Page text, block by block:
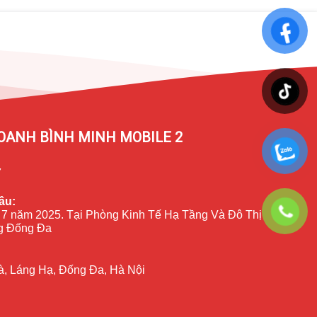
BÌNH MINH MOBILE 2
năm 2025. Tại Phòng Kinh Tế Hạ Tầng Và Đô Thị
Đống Đa
Láng Hạ, Đống Đa, Hà Nội